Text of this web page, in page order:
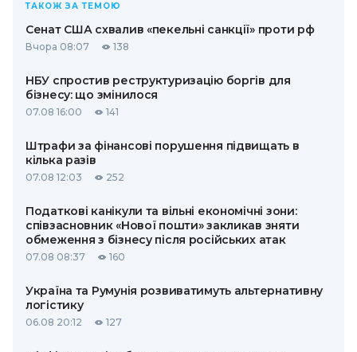
ТАКОЖ ЗА ТЕМОЮ
Сенат США схвалив «пекельні санкції» проти рф
Вчора 08:07 138
НБУ спростив реструктуризацію боргів для
бізнесу: що змінилося
07.08 16:00 141
Штрафи за фінансові порушення підвищать в
кілька разів
07.08 12:03 252
Податкові канікули та вільні економічні зони:
співзасновник «Нової пошти» закликав зняти
обмеження з бізнесу після російських атак
07.08 08:37 160
Україна та Румунія розвиватимуть альтернативну
логістику
06.08 20:12 127